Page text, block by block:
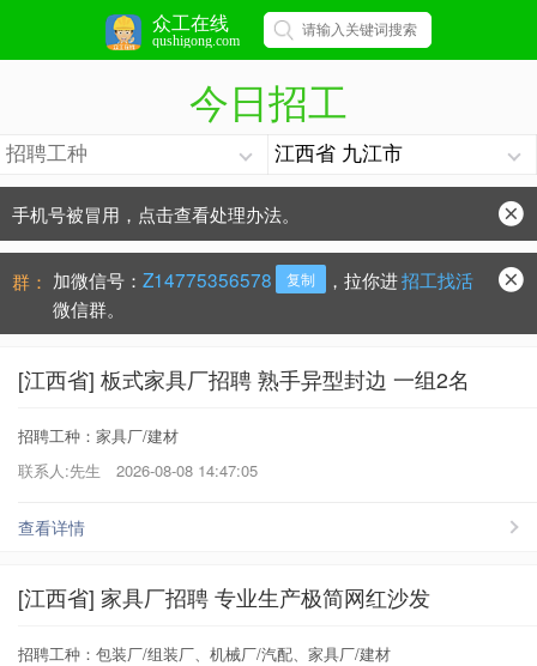
众工在线
qushigong.com
今日招工
手机号被冒用，点击查看处理办法。
防骗常识：学会这些不上当？
群： 加微信号： Z14775356578 复制 ，拉你进招工找活
微信群。
[江西省] 板式家具厂招聘 熟手异型封边 一组2名
招聘工种：家具厂/建材
联系人:先生
2026-08-08 14:47:05
查看详情
[江西省] 家具厂招聘 专业生产极简网红沙发
招聘工种：包装厂/组装厂、机械厂/汽配、家具厂/建材